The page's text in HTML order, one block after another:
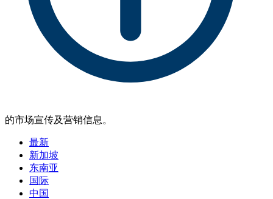
的市场宣传及营销信息。
最新
新加坡
东南亚
国际
中国